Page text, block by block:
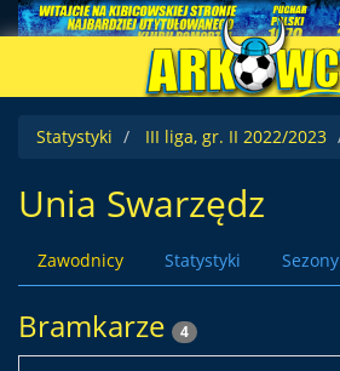
Statystyki
III liga, gr. II 2022/2023
Unia Swarzędz
Zawodnicy Statystyki Sezony
Bramkarze 4